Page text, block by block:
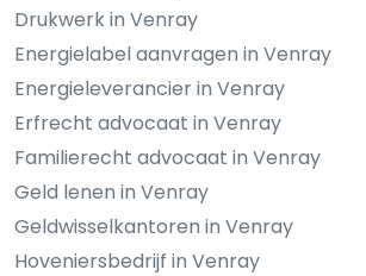
Drukwerk in Venray
Energielabel aanvragen in Venray
Energieleverancier in Venray
Erfrecht advocaat in Venray
Familierecht advocaat in Venray
Geld lenen in Venray
Geldwisselkantoren in Venray
Hoveniersbedrijf in Venray